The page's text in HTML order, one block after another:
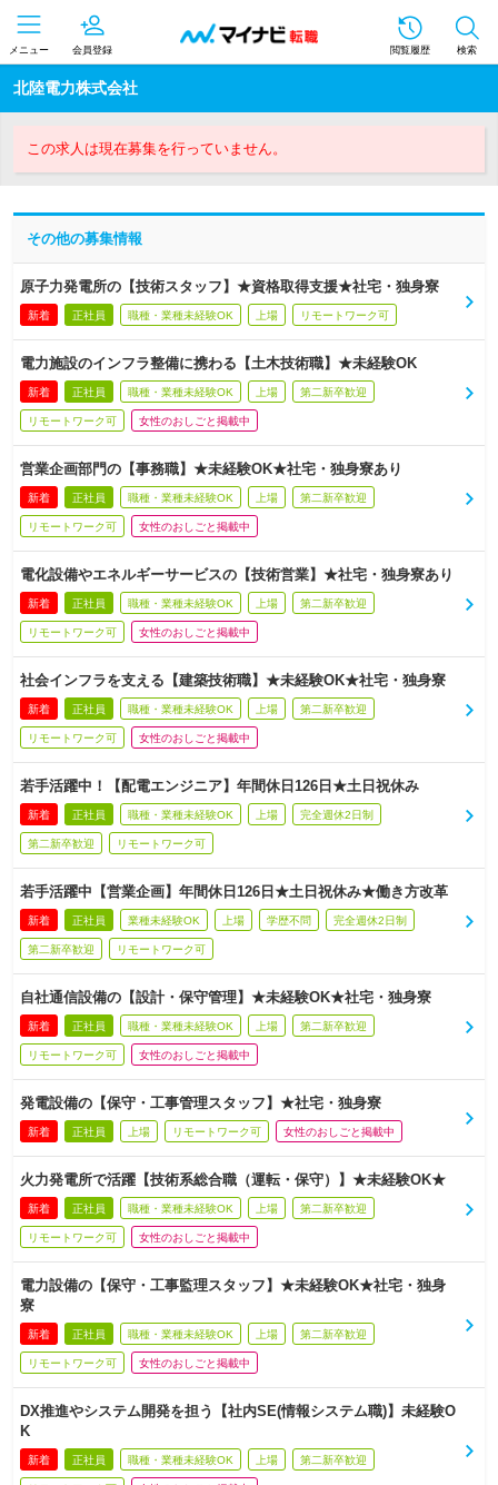
メニュー 会員登録 閲覧履歴 検索
北陸電力株式会社
この求人は現在募集を行っていません。
その他の募集情報
原子力発電所の【技術スタッフ】★資格取得支援★社宅・独身寮
新着 正社員 職種・業種未経験OK 上場 リモートワーク可
電力施設のインフラ整備に携わる【土木技術職】★未経験OK
新着 正社員 職種・業種未経験OK 上場 第二新卒歓迎
リモートワーク可 女性のおしごと掲載中
営業企画部門の【事務職】★未経験OK★社宅・独身寮あり
新着 正社員 職種・業種未経験OK 上場 第二新卒歓迎
リモートワーク可 女性のおしごと掲載中
電化設備やエネルギーサービスの【技術営業】★社宅・独身寮あり
新着 正社員 職種・業種未経験OK 上場 第二新卒歓迎
リモートワーク可 女性のおしごと掲載中
社会インフラを支える【建築技術職】★未経験OK★社宅・独身寮
新着 正社員 職種・業種未経験OK 上場 第二新卒歓迎
リモートワーク可 女性のおしごと掲載中
若手活躍中！【配電エンジニア】年間休日126日★土日祝休み
新着 正社員 職種・業種未経験OK 上場 完全週休2日制
第二新卒歓迎 リモートワーク可
若手活躍中【営業企画】年間休日126日★土日祝休み★働き方改革
新着 正社員 業種未経験OK 上場 学歴不問 完全週休2日制
第二新卒歓迎 リモートワーク可
自社通信設備の【設計・保守管理】★未経験OK★社宅・独身寮
新着 正社員 職種・業種未経験OK 上場 第二新卒歓迎
リモートワーク可 女性のおしごと掲載中
発電設備の【保守・工事管理スタッフ】★社宅・独身寮
新着 正社員 上場 リモートワーク可 女性のおしごと掲載中
火力発電所で活躍【技術系総合職（運転・保守）】★未経験OK★
新着 正社員 職種・業種未経験OK 上場 第二新卒歓迎
リモートワーク可 女性のおしごと掲載中
電力設備の【保守・工事監理スタッフ】★未経験OK★社宅・独身
寮
新着 正社員 職種・業種未経験OK 上場 第二新卒歓迎
リモートワーク可 女性のおしごと掲載中
DX推進やシステム開発を担う【社内SE(情報システム職)】未経験O
K
新着 正社員 職種・業種未経験OK 上場 第二新卒歓迎